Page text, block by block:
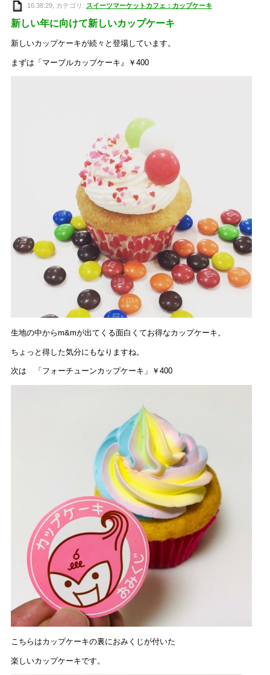
16:38:29, カテゴリ: スイーツマーケットカフェ：カップケーキ
新しい年に向けて新しいカップケーキ
新しいカップケーキが続々と登場しています。
まずは「マーブルカップケーキ』￥400
生地の中からm&mが出てくる面白くてお得なカップケーキ。
ちょっと得した気分にもなりますね。
次は 「フォーチューンカップケーキ」￥400
こちらはカップケーキの裏におみくじが付いた
楽しいカップケーキです。